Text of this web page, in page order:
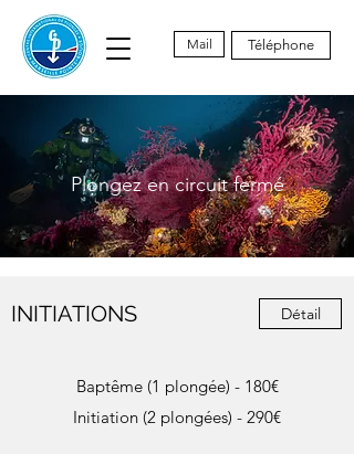
Téléphone
Mail
Plongez en circuit fermé
INITIATIONS Détail
Baptême (1 plongée) - 180€
Initiation (2 plongées) - 290€